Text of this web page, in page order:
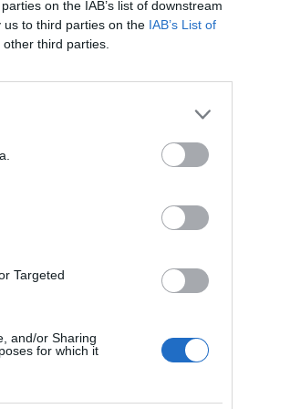
on the IAB’s list of downstream
to third parties on the IAB’s List of
third parties.
Targeted
and/or Sharing
for which it
navodeći kako se i tokom
zahlađenja.
da